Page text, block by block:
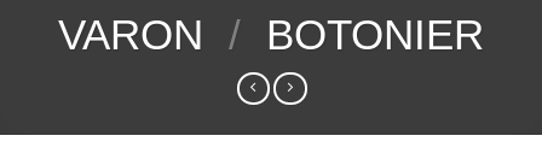
VARON / BOTONIER